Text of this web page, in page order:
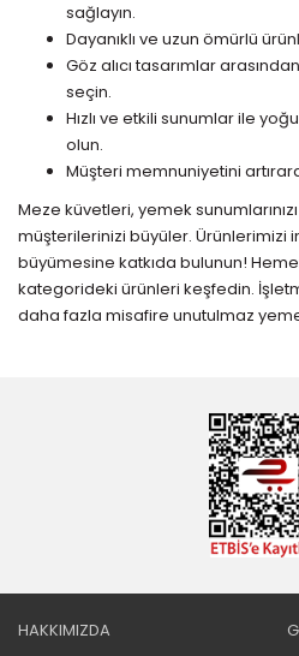
sağlayın.
Dayanıklı ve uzun ömürlü
Göz alıcı tasarımlar
seçin.
Hızlı ve etkili sunumlar ile
olun.
Müşteri memnuniyetini
Meze küvetleri, yemek
müşterilerinizi büyüler. Ürünlerimizi
büyümesine katkıda bulunun!
kategorideki ürünleri keşfedin.
daha fazla misafire unutulmaz
HAKKIMIZDA